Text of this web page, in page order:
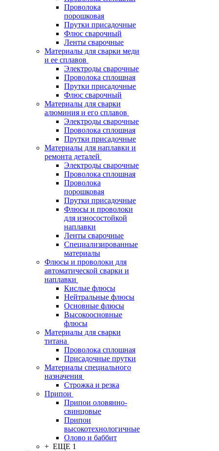
Проволока
порошковая
Прутки присадочные
Флюс сварочный
Ленты сварочные
Материалы для сварки меди
и ее сплавов
Электроды сварочные
Проволока сплошная
Прутки присадочные
Флюс сварочный
Материалы для сварки
алюминия и его сплавов
Электроды сварочные
Проволока сплошная
Прутки присадочные
Материалы для наплавки и
ремонта деталей
Электроды сварочные
Проволока сплошная
Проволока
порошковая
Прутки присадочные
Флюсы и проволоки
для износостойкой
наплавки
Ленты сварочные
Специализированные
материалы
Флюсы и проволоки для
автоматической сварки и
наплавки
Кислые флюсы
Нейтральные флюсы
Основные флюсы
Высокоосновные
флюсы
Материалы для сварки
титана
Проволока сплошная
Присадочные прутки
Материалы специального
назначения
Строжка и резка
Припои
Припои оловянно-
свинцовые
Припои
высокотехнологичные
Олово и баббит
+ ЕЩЕ 1